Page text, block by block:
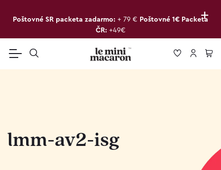
+
Poštovné SR packeta zadarmo: + 79 € Poštovné 1€ Packeta
ČR: +49€
lmm-av2-isg